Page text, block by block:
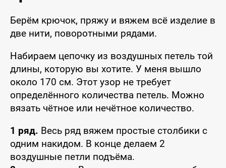
Берём крючок, пряжу и вяжем всё изделие в
две нити, поворотными рядами.
Набираем цепочку из воздушных петель той
длины, которую вы хотите. У меня вышло
около 170 см. Этот узор не требует
определённого количества петель. Можно
вязать чётное или нечётное количество.
1 ряд. Весь ряд вяжем простые столбики с
одним накидом. В конце делаем 2
воздушные петли подъёма.